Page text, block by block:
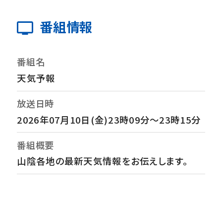
番組情報
番組名
天気予報
放送日時
2026年07月10日(金)23時09分～23時15分
番組概要
山陰各地の最新天気情報をお伝えします。